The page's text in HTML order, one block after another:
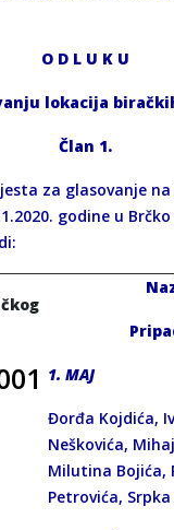
O D L U K U
lokacija
Član 1.
za glasovanje
godine u
1. MAJ
Đorđa Kojdića,
Neškovića,
Milutina Bojića,
Petrovića,